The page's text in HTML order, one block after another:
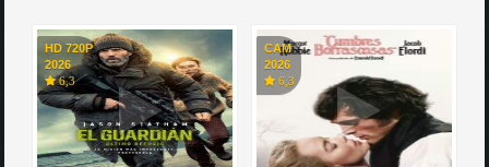
HD 720P
2026
6,3
CAM
2026
6,3